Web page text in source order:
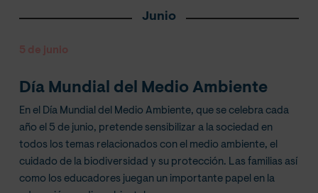
Junio
5 de junio
Día Mundial del Medio Ambiente
En el Día Mundial del Medio Ambiente, que se celebra cada
año el 5 de junio, pretende sensibilizar a la sociedad en
todos los temas relacionados con el medio ambiente, el
cuidado de la biodiversidad y su protección. Las familias así
como los educadores juegan un importante papel en la